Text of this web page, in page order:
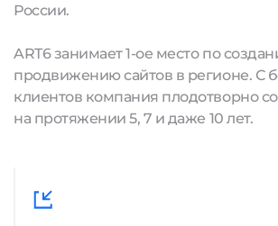
России.
ART6 занимает 1-ое место по
продвижению сайтов в регионе. С
клиентов компания плодотворно
на протяжении 5, 7 и даже 10 лет.